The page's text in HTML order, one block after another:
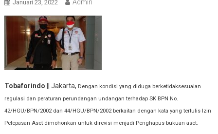
Januari 23, 2022 Admin
Tobaforindo || Jakarta, Dengan kondisi yang diduga berketidaksesuaian
regulasi dan peraturan perundangan undangan terhadap SK BPN No.
42/HGU/BPN/2002 dan 44/HGU/BPN/2002 berkaitan dengan kata yang tertulis Izin
Pelepasan Aset dimohonkan untuk direvisi menjadi Penghapus bukuan aset.